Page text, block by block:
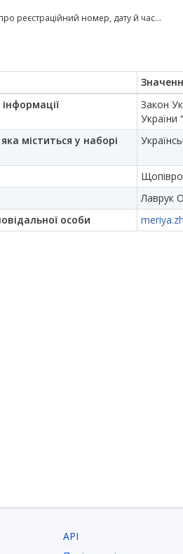
реєстраційний номер, дату й час...
Закон
України
міститься у наборі
Лаврук
особи
API